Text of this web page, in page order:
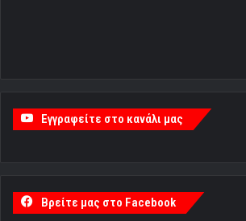
Εγγραφείτε στο κανάλι μας
Βρείτε μας στο Facebook